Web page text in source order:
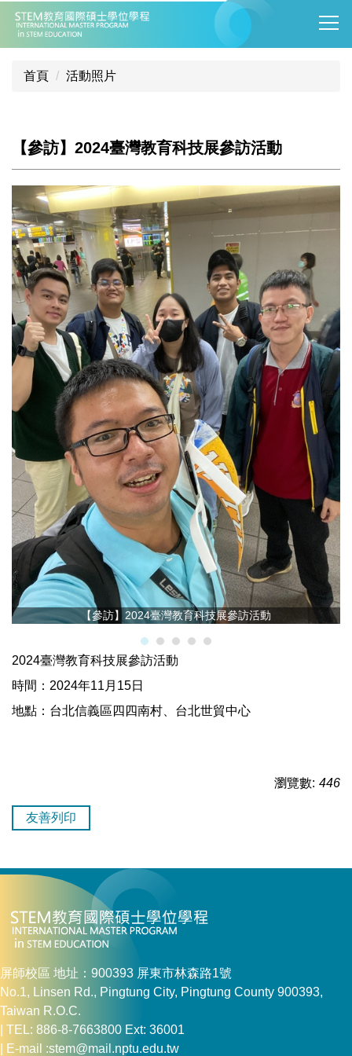
跳
到
主
首頁 活動照片
【參訪】2024臺灣教育科技展參訪活動
【參訪】2024臺灣教育科技展參訪活動
2024臺灣教育科技展參訪活動
時間：2024年11月15日
地點：台北信義區四四南村、台北世貿中心
瀏覽數: 446
友善列印
屏師校區 地址：900393 屏東市林森路1號
No.1, Linsen Rd., Pingtung City, Pingtung County 900393,
Taiwan R.O.C.
| TEL: 886-8-7663800 Ext: 36001
| E-mail :stem@mail.nptu.edu.tw